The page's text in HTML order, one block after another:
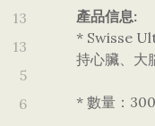
13
13
5
6
產品信息:
* Swisse
持心臟、大
* 數量：